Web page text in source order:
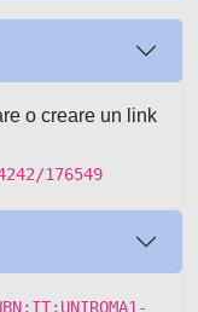
o creare un link
176549